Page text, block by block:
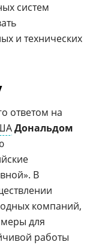
систем
и технических
ответом на
Дональдом
В
компаний,
для
работы